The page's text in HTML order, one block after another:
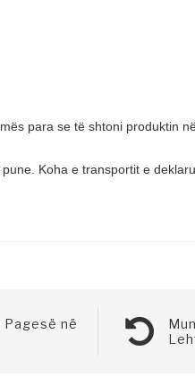
para se të shtoni produktin
Koha e transportit e
Pagesë në